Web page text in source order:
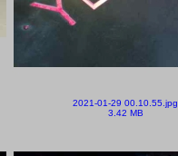
2021-01-29 00.10.55.jpg
3.42 MB